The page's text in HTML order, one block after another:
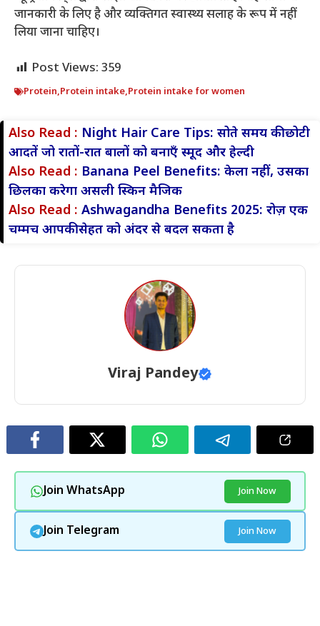
जानकारी के लिए है और व्यक्तिगत स्वास्थ्य सलाह के रूप में नहीं
लिया जाना चाहिए।
Post Views: 359
Protein,Protein intake,Protein intake for women
Also Read : Night Hair Care Tips: सोते समय की छोटी
आदतें जो रातों-रात बालों को बनाएँ स्मूद और हेल्दी
Also Read : Banana Peel Benefits: केला नहीं, उसका
छिलका करेगा असली स्किन मैजिक
Also Read : Ashwagandha Benefits 2025: रोज़ एक
चम्मच आपकी सेहत को अंदर से बदल सकता है
Viraj Pandey
Join WhatsApp Join Now
Join Telegram Join Now